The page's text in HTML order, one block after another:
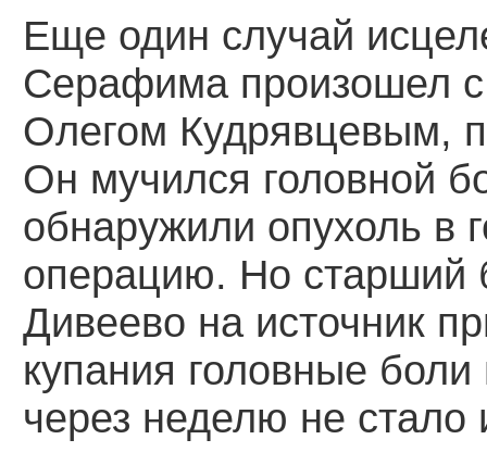
Еще один случай
Серафима произошел
Олегом Кудрявцевым,
Он мучился головной
обнаружили опухоль в
операцию. Но старший
Дивеево на источник
купания головные
через неделю не стало